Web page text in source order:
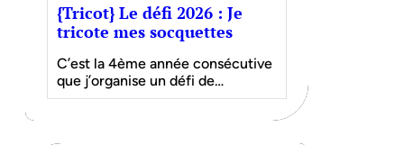
{Tricot} Le défi 2026 : Je
tricote mes socquettes
C’est la 4ème année consécutive
que j’organise un défi de…